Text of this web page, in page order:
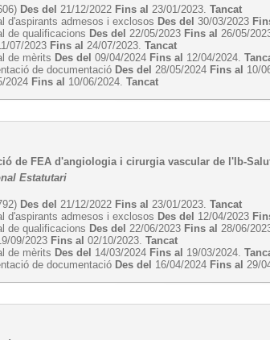
Des del 21/12/2022 Fins al 23/01/2023.Tancat
d'aspirants admesos i exclosos Des del 30/03/2023
de qualificacions Des del 22/05/2023 Fins al 26/05/
07/2023 Fins al 24/07/2023.Tancat
de mèrits Des del 09/04/2024 Fins al 12/04/2024.
de documentació Des del 28/05/2024 Fins al 10/
2024 Fins al 10/06/2024.Tancat
de FEA d'angiologia i cirurgia vascular de l'Ib-
Estatutari
Des del 21/12/2022 Fins al 23/01/2023.Tancat
d'aspirants admesos i exclosos Des del 12/04/2023
de qualificacions Des del 22/06/2023 Fins al 28/06/
09/2023 Fins al 02/10/2023.Tancat
de mèrits Des del 14/03/2024 Fins al 19/03/2024.
de documentació Des del 16/04/2024 Fins al 29/